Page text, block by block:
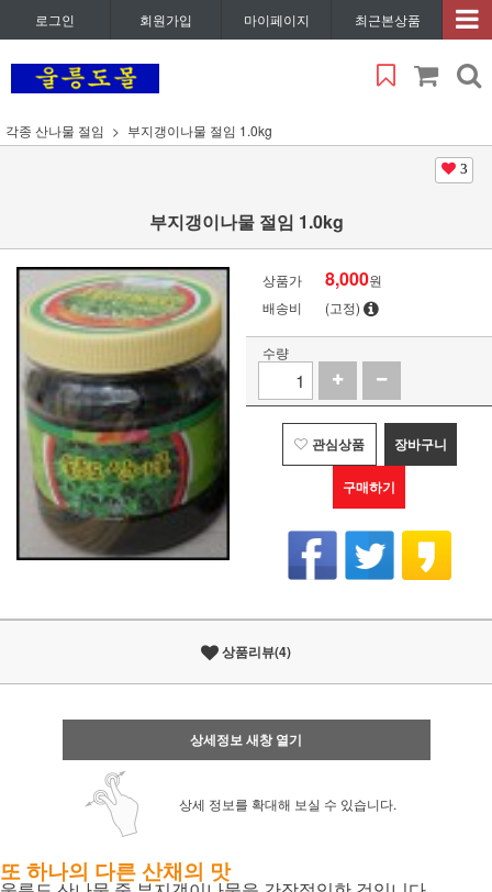
로그인 회원가입 마이페이지 최근본상품
각종 산나물 절임 부지갱이나물 절임 1.0kg
3
부지갱이나물 절임 1.0kg
상품가 8,000원
배송비
(고정)
수량
관심상품 장바구니
구매하기
상품리뷰(4)
상세정보 새창 열기
상세 정보를 확대해 보실 수 있습니다.
또 하나의 다른 산채의 맛